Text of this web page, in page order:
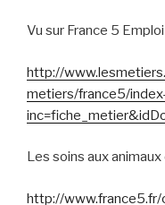
Vu sur France 5
http://
metiers/france5/
Les soins aux
http://